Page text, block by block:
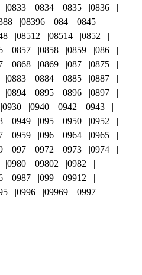
0833 0834 0835
0836
08396 084
0845
08512 08514
0852
0857 0858 0859
086
0868 0869 087
0875
0883 0884 0885
0887
0894 0895 0896
0897
0930 0940 0942
0943
0949 095 0950
0952
0959 096 0964
0965
097 0972 0973
0974
0980 09802
0982
0987 099
09912
0996 09969 0997